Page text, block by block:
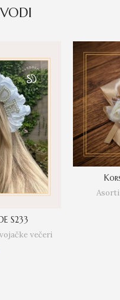
S233
večeri